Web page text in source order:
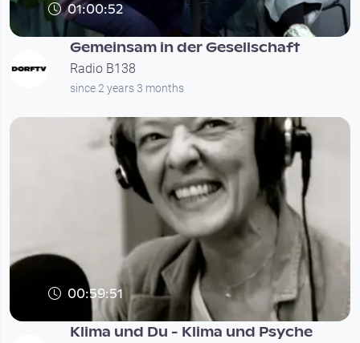
01:00:52
Gemeinsam in der Gesellschaft
Radio B138
since 2 years 3 months
00:59:51
Klima und Du - Klima und Psyche